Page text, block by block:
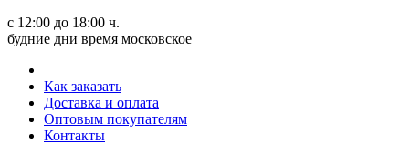
с 12:00 до 18:00 ч.
будние дни время московское
Как заказать
Доставка и оплата
Оптовым покупателям
Контакты